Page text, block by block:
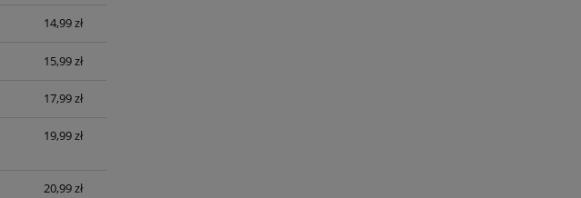
14,99 zł
15,99 zł
17,99 zł
19,99 zł
20,99 zł